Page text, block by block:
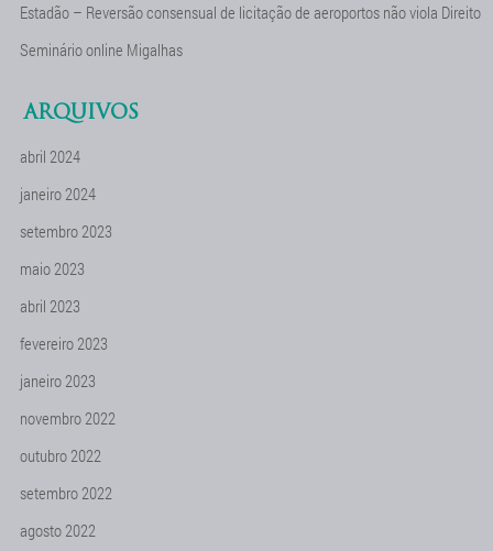
Estadão – Reversão consensual de licitação de aeroportos não viola Direito
Seminário online Migalhas
ARQUIVOS
abril 2024
janeiro 2024
setembro 2023
maio 2023
abril 2023
fevereiro 2023
janeiro 2023
novembro 2022
outubro 2022
setembro 2022
agosto 2022